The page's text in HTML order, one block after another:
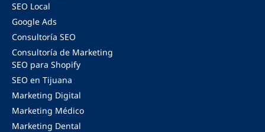
SEO Local
Google Ads
Consultoría SEO
Consultoría de Marketing
SEO para Shopify
SEO en Tijuana
Marketing Digital
Marketing Médico
Marketing Dental